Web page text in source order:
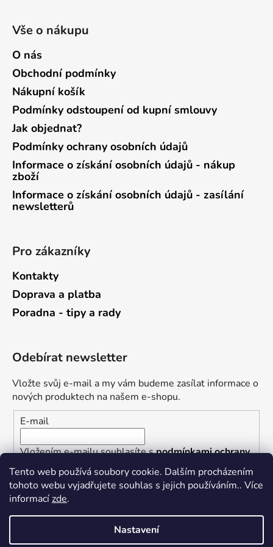
Tento web používá soubory cookie. Dalším procházením
tohoto webu vyjadřujete souhlas s jejich používáním.. Více
informacízde.
Nastavení
Vše o nákupu
O nás
Obchodní podmínky
Nákupní košík
Podmínky odstoupení od kupní smlouvy
Jak objednat?
Podmínky ochrany osobních údajů
Informace o získání osobních údajů - nákup
zboží
Informace o získání osobních údajů - zasílání
newsletterů
Pro zákazníky
Kontakty
Doprava a platba
Poradna - tipy a rady
Odebírat newsletter
Vložte svůj e-mail a my vám budeme zasílat informace o
nových produktech na našem e-shopu.
E-mail
Vložením e-mailu souhlasíte spodmínkami ochrany
osobních údajů
PŘIHLÁSIT SE